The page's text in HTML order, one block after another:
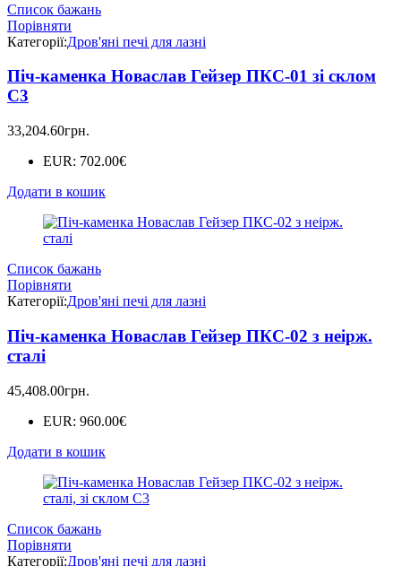
Список бажань
Порівняти
Категорії:Дров'яні печі для лазні
Піч-каменка Новаслав Гейзер ПКС-01 зі склом
С3
33,204.60грн.
EUR: 702.00€
Додати в кошик
Список бажань
Порівняти
Категорії:Дров'яні печі для лазні
Піч-каменка Новаслав Гейзер ПКС-02 з неірж.
сталі
45,408.00грн.
EUR: 960.00€
Додати в кошик
Список бажань
Порівняти
Категорії:Дров'яні печі для лазні